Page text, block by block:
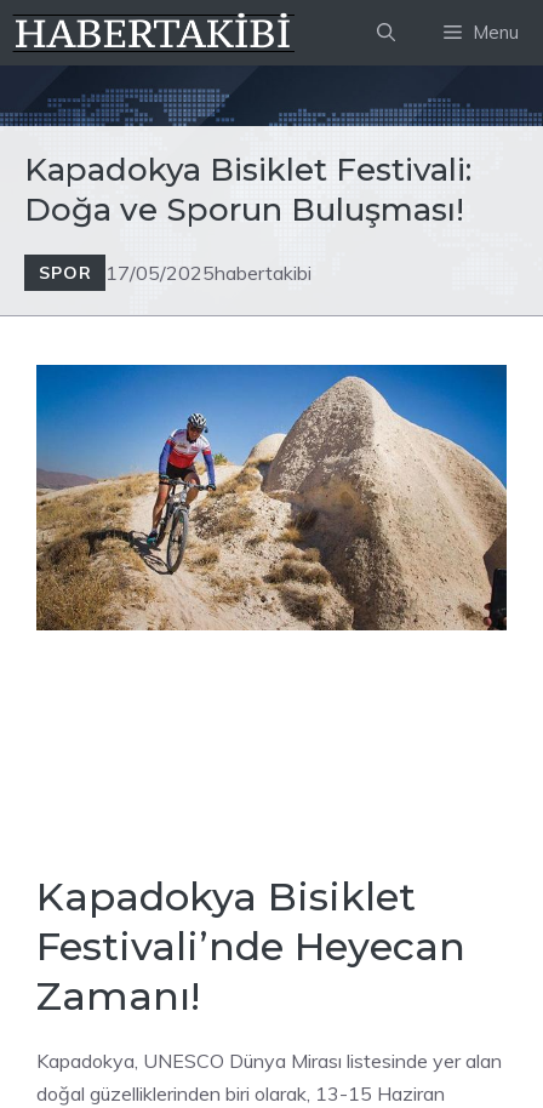
İçeriğe
atla
Menu
Kapadokya Bisiklet Festivali:
Doğa ve Sporun Buluşması!
SPOR 17/05/2025habertakibi
Kapadokya Bisiklet
Festivali’nde Heyecan
Zamanı!
Kapadokya, UNESCO Dünya Mirası listesinde yer alan
doğal güzelliklerinden biri olarak, 13-15 Haziran